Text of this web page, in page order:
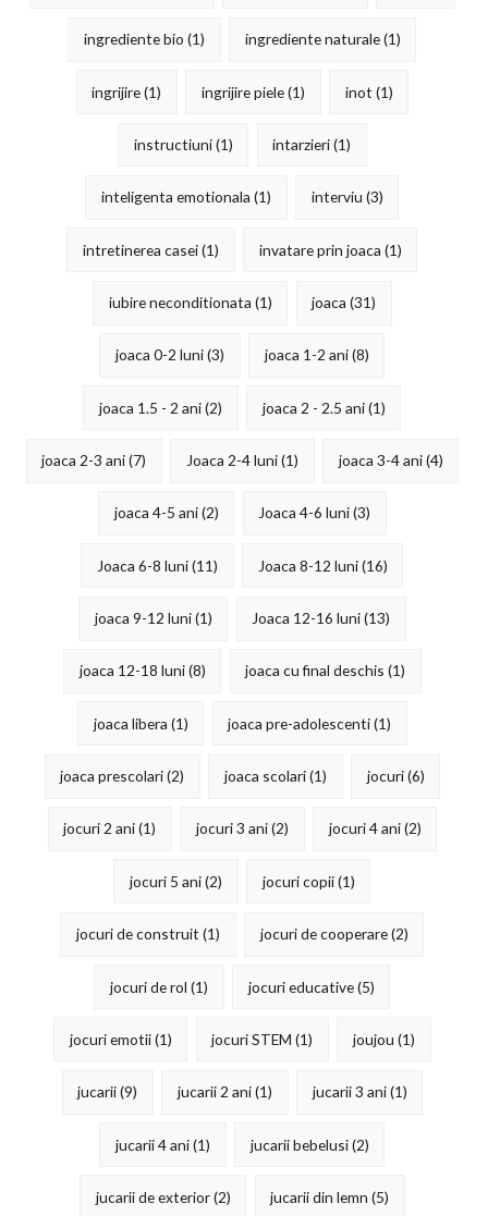
ingrediente bio (1) ingrediente naturale(1)
ingrijire(1) ingrijire piele(1) inot (1)
instructiuni(1) intarzieri(1)
inteligenta emotionala (1) interviu (3)
intretinerea casei(1) invatare prin joaca (1)
iubire neconditionata (1) joaca (31)
joaca 0-2 luni(3) joaca 1-2 ani(8)
joaca 1.5 - 2 ani(2) joaca 2 - 2.5 ani(1)
joaca 2-3 ani(7) Joaca 2-4 luni(1) joaca 3-4 ani(4)
joaca 4-5 ani(2) Joaca 4-6 luni(3)
Joaca 6-8 luni(11) Joaca 8-12 luni(16)
joaca 9-12 luni(1) Joaca 12-16 luni(13)
joaca 12-18 luni(8) joaca cu final deschis (1)
joaca libera (1) joaca pre-adolescenti(1)
joaca prescolari(2) joaca scolari(1) jocuri(6)
jocuri 2 ani(1) jocuri 3 ani(2) jocuri 4 ani(2)
jocuri 5 ani(2) jocuri copii(1)
jocuri de construit (1) jocuri de cooperare(2)
jocuri de rol (1) jocuri educative(5)
jocuri emotii(1) jocuri STEM (1) joujou (1)
jucarii(9) jucarii 2 ani(1) jucarii 3 ani(1)
jucarii 4 ani(1) jucarii bebelusi(2)
jucarii de exterior(2) jucarii din lemn (5)